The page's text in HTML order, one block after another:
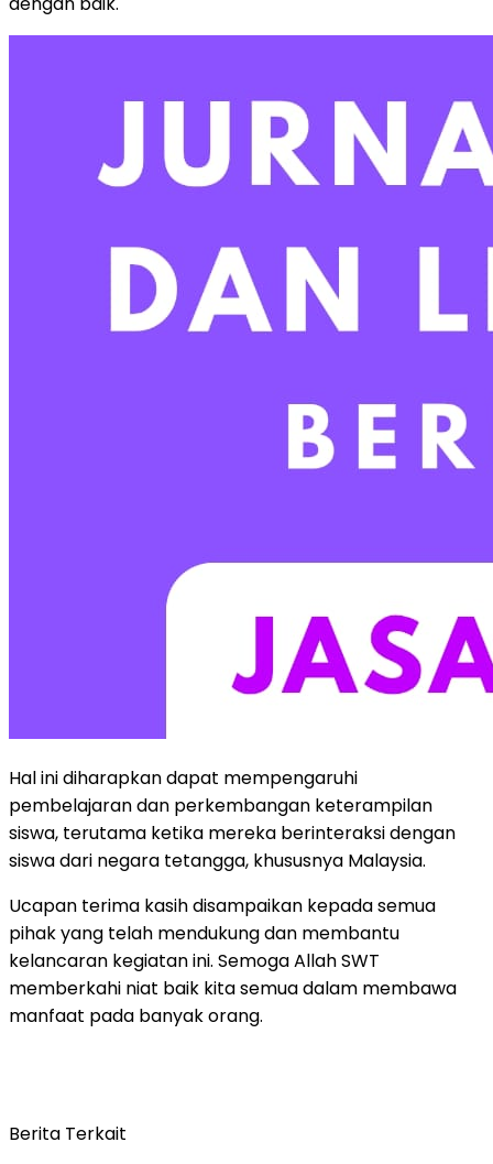
Hal ini diharapkan dapat mempengaruhi
pembelajaran dan perkembangan keterampilan
siswa, terutama ketika mereka berinteraksi dengan
siswa dari negara tetangga, khususnya Malaysia.
Ucapan terima kasih disampaikan kepada semua
pihak yang telah mendukung dan membantu
kelancaran kegiatan ini. Semoga Allah SWT
memberkahi niat baik kita semua dalam membawa
manfaat pada banyak orang.
Berita Terkait